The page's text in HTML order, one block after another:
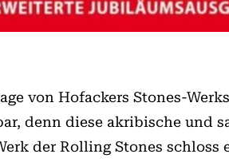
von Hofackers Stones-
denn diese akribische und
der Rolling Stones